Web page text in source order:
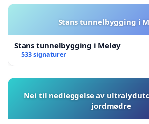
Stans tunnelbygging i
Stans tunnelbygging i Meløy
533 signaturer
Nei til nedleggelse av
jordmødre